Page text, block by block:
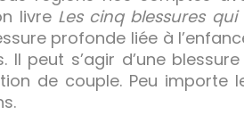
livre Les cinq blessures
profonde liée à
peut s’agir d’une
de couple. Peu importe